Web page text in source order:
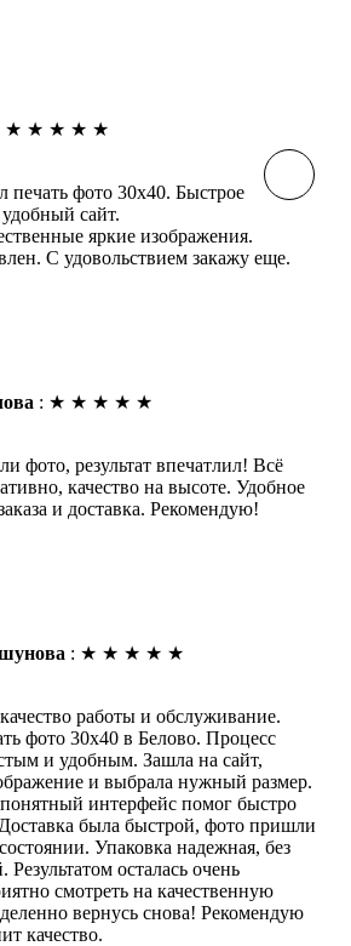
★ ★ ★ ★ ★
печать фото 30х40. Быстрое
сайт.
яркие изображения.
С удовольствием закажу еще.
: ★ ★ ★ ★ ★
фото, результат впечатлил! Всё
качество на высоте. Удобное
и доставка. Рекомендую!
: ★ ★ ★ ★ ★
работы и обслуживание.
фото 30х40 в Белово. Процесс
и удобным. Зашла на сайт,
и выбрала нужный размер.
интерфейс помог быстро
Доставка была быстрой, фото пришли
Упаковка надежная, без
осталась очень
смотреть на качественную
вернусь снова! Рекомендую
качество.